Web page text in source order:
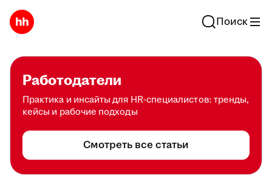
Поиск
Работодатели
Практика и инсайты для HR-специалистов: тренды,
кейсы и рабочие подходы
Смотреть все статьи